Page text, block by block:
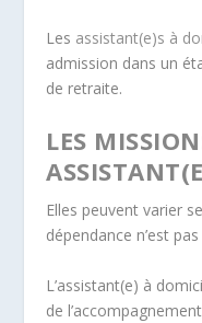
Les assistant(e)s à
admission dans un
de retraite.
LES
Elles peuvent varier
dépendance n’est
L’assistant(e) à
de